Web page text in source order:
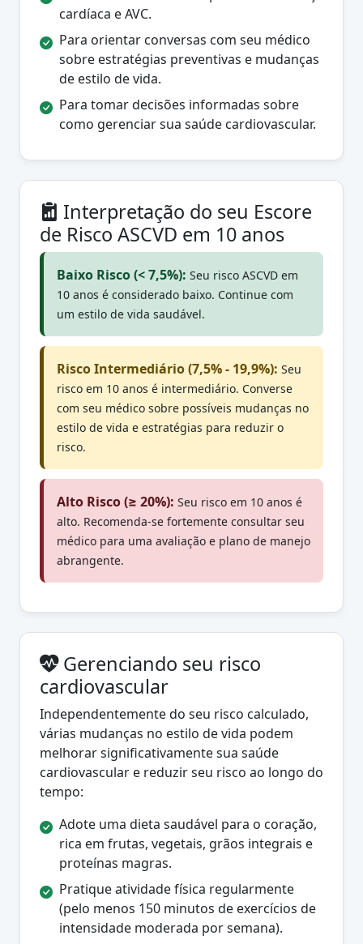
cardíaca e AVC.
Para orientar conversas com seu médico
sobre estratégias preventivas e mudanças
de estilo de vida.
Para tomar decisões informadas sobre
como gerenciar sua saúde cardiovascular.
Interpretação do seu Escore
de Risco ASCVD em 10 anos
Baixo Risco (< 7,5%): Seu risco ASCVD em
10 anos é considerado baixo. Continue com
um estilo de vida saudável.
Risco Intermediário (7,5% - 19,9%): Seu
risco em 10 anos é intermediário. Converse
com seu médico sobre possíveis mudanças no
estilo de vida e estratégias para reduzir o
risco.
Alto Risco (≥ 20%): Seu risco em 10 anos é
alto. Recomenda-se fortemente consultar seu
médico para uma avaliação e plano de manejo
abrangente.
Gerenciando seu risco
cardiovascular
Independentemente do seu risco calculado,
várias mudanças no estilo de vida podem
melhorar significativamente sua saúde
cardiovascular e reduzir seu risco ao longo do
tempo:
Adote uma dieta saudável para o coração,
rica em frutas, vegetais, grãos integrais e
proteínas magras.
Pratique atividade física regularmente
(pelo menos 150 minutos de exercícios de
intensidade moderada por semana).